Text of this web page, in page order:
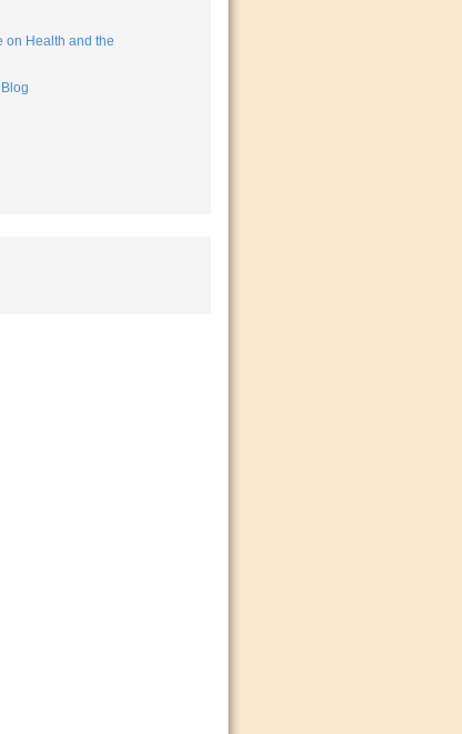
on Health and the